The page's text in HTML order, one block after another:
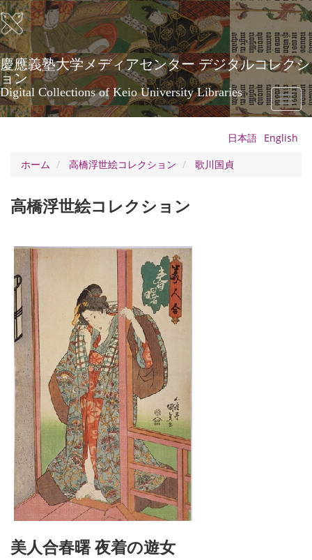
メ
イ
ン
コ
ン
テ
ン
ツ
に
慶應義塾大学メディアセンター デジタルコレクシ
ョン
Digital Collections of Keio University Libraries
Toggle
日本語 English
ホーム
高橋浮世絵コレクション 歌川国貞
高橋浮世絵コレクション
美人合春曙 夜着の遊女